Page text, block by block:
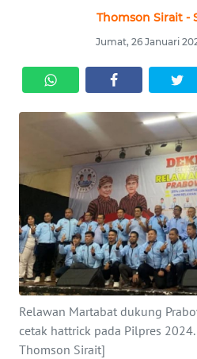
Thomson Sirait -
Jumat, 26 Januari
Relawan Martabat dukung
cetak hattrick pada Pilpres
Thomson Sirait]
TOKOH
Informasi
INDEKS
BERITA
KONTAK
KAMI
INFO
IKLAN